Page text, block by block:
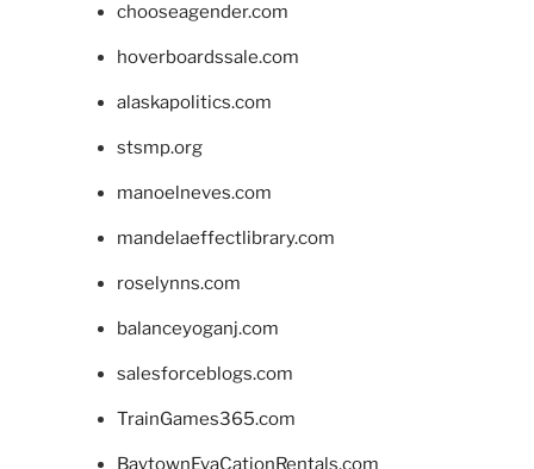
chooseagender.com
hoverboardssale.com
alaskapolitics.com
stsmp.org
manoelneves.com
mandelaeffectlibrary.com
roselynns.com
balanceyoganj.com
salesforceblogs.com
TrainGames365.com
BaytownEvaCationRentals.com